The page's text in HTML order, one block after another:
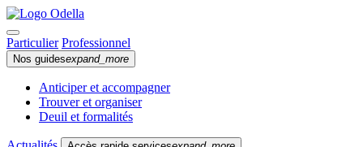
Particulier Professionnel
Nos guidesexpand_more
Anticiper et accompagner
Trouver et organiser
Deuil et formalités